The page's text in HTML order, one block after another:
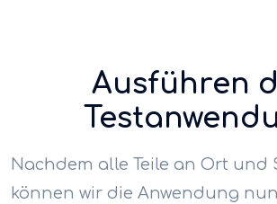
Ausführen
Nachdem alle Teile an Ort und
können wir die Anwendung